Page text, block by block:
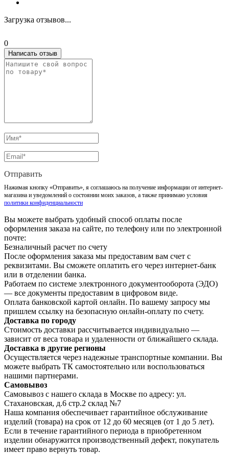
Загрузка отзывов...
0
Написать отзыв
Отправить
Нажимая кнопку «Отправить», я соглашаюсь на получение информации от интернет-
магазина и уведомлений о состоянии моих заказов, а также принимаю условия
политики конфиденциальности
Вы можете выбрать удобный способ оплаты после
оформления заказа на сайте, по телефону или по электронной
почте:
Безналичный расчет по счету
После оформления заказа мы предоставим вам счет с
реквизитами. Вы сможете оплатить его через интернет-банк
или в отделении банка.
Работаем по системе электронного документооборота (ЭДО)
— все документы предоставим в цифровом виде.
Оплата банковской картой онлайн. По вашему запросу мы
пришлем ссылку на безопасную онлайн-оплату по счету.
Доставка по городу
Стоимость доставки рассчитывается индивидуально —
зависит от веса товара и удаленности от ближайшего склада.
Доставка в другие регионы
Осуществляется через надежные транспортные компании. Вы
можете выбрать ТК самостоятельно или воспользоваться
нашими партнерами.
Самовывоз
Самовывоз с нашего склада в Москве по адресу: ул.
Стахановская, д.6 стр.2 склад №7
Наша компания обеспечивает гарантийное обслуживание
изделий (товара) на срок от 12 до 60 месяцев (от 1 до 5 лет).
Если в течение гарантийного периода в приобретенном
изделии обнаружится производственный дефект, покупатель
имеет право вернуть товар.